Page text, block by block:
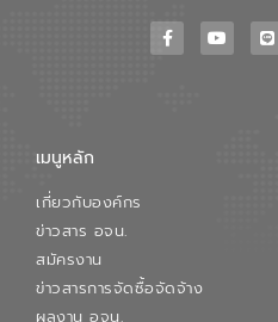
เมนูหลัก
เกี่ยวกับองค์กร
ข่าวสาร อจน.
สมัครงาน
ข่าวสารการจัดซื้อจัดจ้าง
ผลงาน อจน.